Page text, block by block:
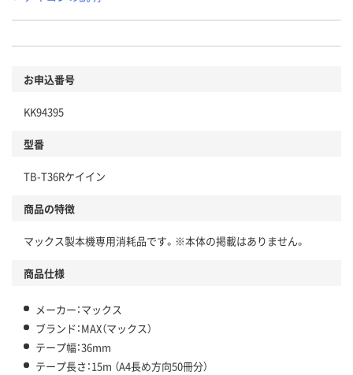
お申込番号
KK94395
型番
TB-T36Rケイイン
商品の特徴
マックス製本機専用消耗品です。※本体の掲載はありません。
商品仕様
メーカー：マックス
ブランド：MAX（マックス）
テープ幅：36mm
テープ長さ：15m （A4長め方向50冊分）